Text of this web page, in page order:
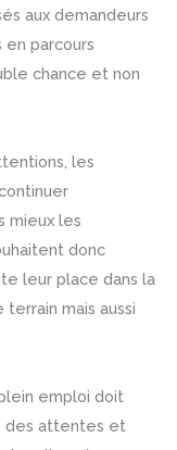
aux demandeurs
en parcours
chance et non
les
mieux les
donc
leur place dans la
mais aussi
emploi doit
des attentes et